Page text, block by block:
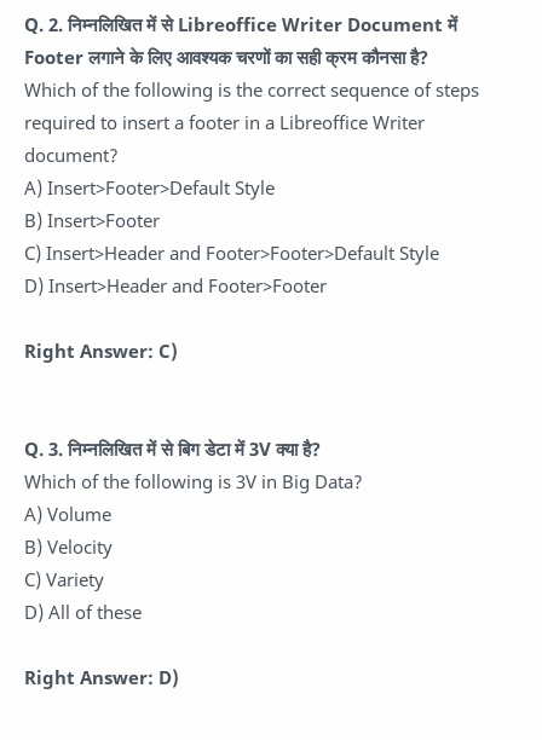
Q. 2. निम्नलिखित में से Libreoffice Writer Document में
Footer लगाने के लिए आवश्यक चरणों का सही क्रम कौनसा है?
Which of the following is the correct sequence of steps
required to insert a footer in a Libreoffice Writer
document?
A) Insert>Footer>Default Style
B) Insert>Footer
C) Insert>Header and Footer>Footer>Default Style
D) Insert>Header and Footer>Footer
Right Answer: C)
Q. 3. निम्नलिखित में से बिग डेटा में 3V क्या है?
Which of the following is 3V in Big Data?
A) Volume
B) Velocity
C) Variety
D) All of these
Right Answer: D)